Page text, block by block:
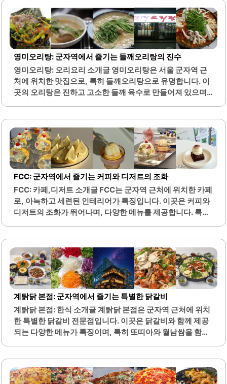
있어 술안주로 적합합니다.메뉴 구성은 다양하여 여러 가지
음식을 즐길 수 있으며, 특히 염통튀김과 국물닭발이 인기입
니다. 야외 테이블도 마련되어 있어 날씨가 좋은 날에는 야외
에서 식사를 즐기기에 좋습니다. 내부는 깔끔하고 조용한 분
위기로, 대화하기에도 적합합니다.이곳은 늦은 시간까지 운
영되어, 새벽 시간에도 방문할 수 있는 장점이 있습니다. 또
한, 직원들의 친절한 서비스가 돋보이며, 손님들이 편안하게
식사할 수 있도록 배려하고 있습니다. 전봇대포장마차는 가
성비 좋은 맛집으로, 다양한 안주와 음료를 함께 즐길 수 있는
공간입니다.특히, 시원한..
영미오리탕: 군자역에서 즐기는 들깨오리탕의 진수
영미오리탕: 오리요리 소개글 영미오리탕은 서울 군자역 근
처에 위치한 맛집으로, 특히 들깨오리탕으로 유명합니다. 이
곳의 오리탕은 진하고 고소한 들깨 육수로 만들어져 있으며,
에서는 웨이팅이 있을 수 있으나, 미리 주문을 받아 놓기 때문
에 자리 착석 후 빠르게 음식을 받을 수 있는 편리함이 있습니
다. 또한, 육수는 리필이 가능하여 더욱 풍성한 식사를 즐길
수 있습니다. 영미오리탕의 반찬도 다양하고 맛있으며, 특히
깍두기가 인기가 높습니다.가족 단위 방문객이 많아, 부모님
과 함께 오리탕을 즐기기에 적합한 장소입니다. 포장 서비스
도 제공하므로, 대기 시간이 부담스러운 분들은 포장하여 즐
길 수 있습니다. 이곳은 건강한 맛을 추구하는 분들에게도 적
합하며, 담백하면서도 깊은..
FCC: 군자역에서 즐기는 커피와 디저트의 조화
FCC: 카페,디저트 소개글 FCC는 군자역 근처에 위치한 카페
로, 아늑하고 세련된 인테리어가 특징입니다. 이곳은 커피와
디저트의 조화가 뛰어나며, 다양한 메뉴를 제공합니다. 특히,
랑하며, 다양한 종류의 디저트를 즐길 수 있습니다. FCC는
애견 동반이 가능하여, 반려견과 함께 편안한 시간을 보낼 수
있는 공간입니다. 또한, 매장은 쾌적한 환경을 유지하고 있
어, 편안하게 커피를 즐길 수 있는 최적의 장소입니다.주차 공
간이 마련되어 있어 차량 이용이 용이하며, 대중교통으로도
접근성이 좋습니다. 이곳은 데이트 코스로도 적합하여, 특별
한 순간을 사진으로 남기기에 좋은 장소입니다. FCC의 인테
리어는 감각적이며, 사진 촬영에 적합한 다양한 포토존이 마
련되어 있습니다.커피와 디저트를 즐기며 여유로운 시간을
보낼 수 있는..
계탉닭 본점: 군자역에서 즐기는 특별한 닭갈비
계탉닭 본점: 한식 소개글 계탉닭 본점은 군자역 근처에 위치
한 특별한 닭갈비 전문점입니다. 이곳은 닭갈비와 함께 제공
되는 다양한 메뉴가 특징이며, 특히 또띠아와 월남쌈을 함께
공합니다.직원들은 친절하게 손님을 맞이하며, 세심한 서비
스로 식사하는 동안 기분 좋은 경험을 선사합니다. 음식은 신